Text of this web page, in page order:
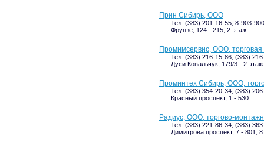
Прин Сибирь, ООО
Тел: (383) 201-16-55, 8-903-
Фрунзе, 124 - 215; 2 этаж
Промимсервис, ООО, торговая
Тел: (383) 216-15-86, (383)
Дуси Ковальчук, 179/3 - 2 этаж
Проминтех Сибирь, ООО,
Тел: (383) 354-20-34, (383)
Красный проспект, 1 - 530
Радиус, ООО, торгово-
Тел: (383) 221-86-34, (383)
Димитрова проспект, 7 - 801;